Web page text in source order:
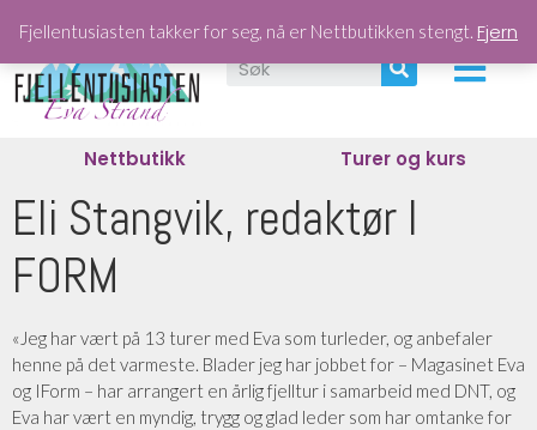
Nettbutikk Turer og kurs
Eli Stangvik, redaktør I
FORM
«Jeg har vært på 13 turer med Eva som turleder, og anbefaler
henne på det varmeste. Blader jeg har jobbet for – Magasinet Eva
og IForm – har arrangert en årlig fjelltur i samarbeid med DNT, og
Eva har vært en myndig, trygg og glad leder som har omtanke for
Fjellentusiasten takker for seg, nå er Nettbutikken stengt. Fjern